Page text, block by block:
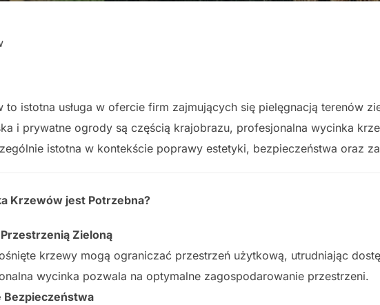
to istotna usługa w ofercie firm zajmujących się pielęgnacją terenów
i prywatne ogrody są częścią krajobrazu, profesjonalna wycinka
istotna w kontekście poprawy estetyki, bezpieczeństwa oraz
Krzewów jest Potrzebna?
Zieloną
krzewy mogą ograniczać przestrzeń użytkową, utrudniając
wycinka pozwala na optymalne zagospodarowanie przestrzeni.
Bezpieczeństwa